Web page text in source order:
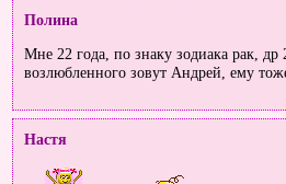
Полина
Мне 22 года, по знаку зодиака рак,
возлюбленного зовут Андрей, ему
Настя